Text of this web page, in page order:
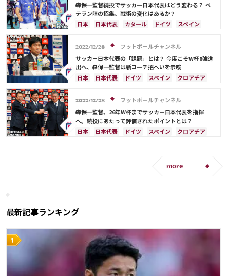
森保一監督続投でサッカー日本代表はどう変わる？ ベ
テラン陣の招集、戦術の変化はあるか？
日本
日本代表 カタール ドイツ
スペイン
柴崎 岳
三笘 薫 酒井 宏樹
2022/12/28
フットボールチャンネル
サッカー日本代表の「課題」とは？ 今度こそW杯8強進
出へ、森保一監督は新コーチ招へいを示唆
日本
日本代表 ドイツ スペイン
クロアチア
三笘 薫
2022/12/28
フットボールチャンネル
森保一監督、26年W杯までサッカー日本代表を指揮
へ。続投にあたって評価されたポイントとは？
日本
日本代表 ドイツ スペイン
クロアチア
more
最新記事ランキング